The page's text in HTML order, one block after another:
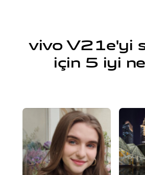
vivo V21e'yi
için 5 iyi